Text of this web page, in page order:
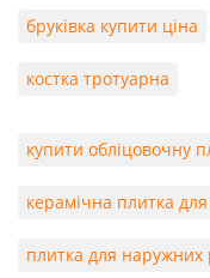
бруківка купити ціна
костка тротуарна
купити обліцовочну
керамічна плитка для
плитка для наружних